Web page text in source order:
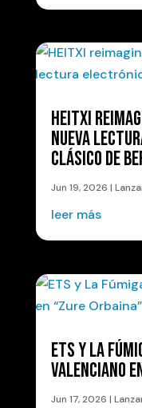
HEITXI
NUEVA
CLÁSICO DE
Jun 19, 2026 |
leer más
ETS Y LA
VALENCIANO
Jun 17, 2026 |